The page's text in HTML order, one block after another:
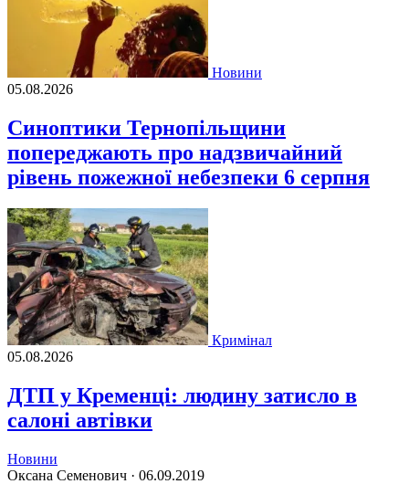
Новини
05.08.2026
Синоптики Тернопільщини
попереджають про надзвичайний
рівень пожежної небезпеки 6 серпня
Кримінал
05.08.2026
ДТП у Кременці: людину затисло в
салоні автівки
Новини
Оксана Семенович · 06.09.2019